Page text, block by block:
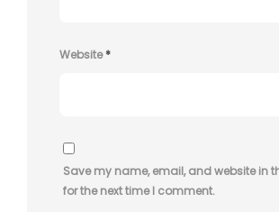
Website*
Save my name, email, and website in
for the next time I comment.